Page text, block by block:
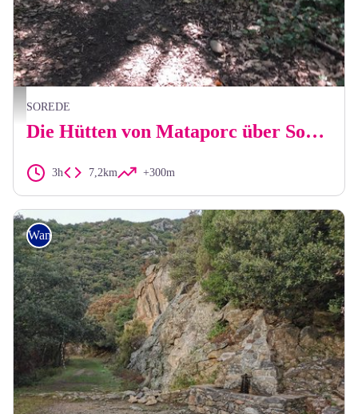
François-Xavier Hallé
SOREDE
Die Hütten von Mataporc über Sorède
3h 7,2km +300m
Wandern